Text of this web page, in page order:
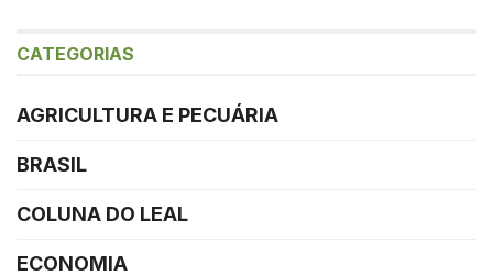
CATEGORIAS
AGRICULTURA E PECUÁRIA
BRASIL
COLUNA DO LEAL
ECONOMIA